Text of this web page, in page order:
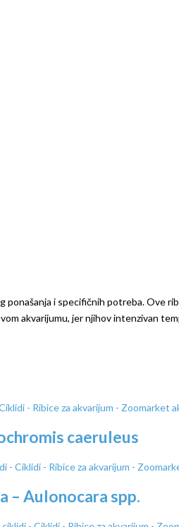
i specifičnih potreba. Ove
akvarijumu, jer njihov intenzivan
caeruleus
– Aulonocara spp.